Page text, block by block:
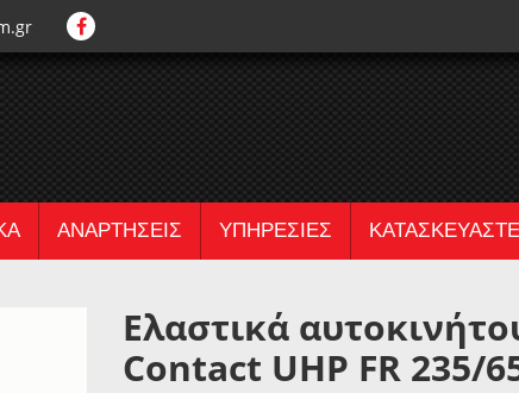
ΑΝΑΡΤΗΣΕΙΣ ΥΠΗΡΕΣΙΕΣ
Ελαστικά
Contact UHP FR 235/